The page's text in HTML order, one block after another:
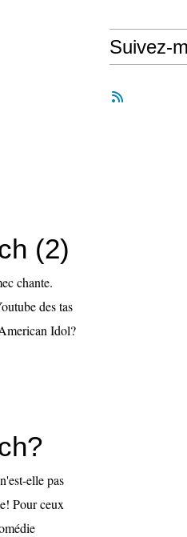
(2)
chante.
des tas
Idol?
elle pas
Pour ceux
Suivez-